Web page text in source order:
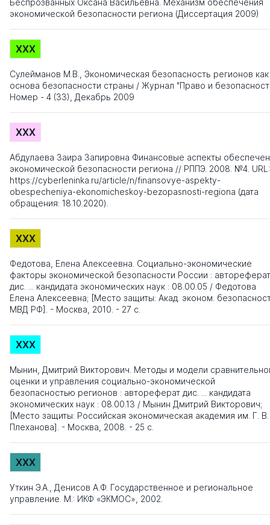
Беспрозванных Оксана Васильевна. Механизм обеспечения
экономической безопасности региона (Диссертация 2009)
XXX
Сулейманов М.В., Экономическая безопасность регионов как
основа безопасности страны / Журнал "Право и
Номер - 4 (33), Декабрь 2009
XXX
Абдулаева Заира Запировна Финансовые аспекты
экономической безопасности региона // РППЭ. 2008. №4. URL:
https://cyberleninka.ru/article/n/finansovye-aspekty-
obespecheniya-ekonomicheskoy-bezopasnosti-regiona (дата
обращения: 18.10.2020).
XXX
Федотова, Елена Алексеевна. Социально-экономические
факторы экономической безопасности России : автореферат
дис. ... кандидата экономических наук : 08.00.05 / Федотова
Елена Алексеевна; [Место защиты: Акад. эконом.
МВД РФ]. - Москва, 2010. - 27 с.
XXX
Мынин, Дмитрий Викторович. Методы и модели
оценки и управления социально-экономической
безопасностью регионов : автореферат дис. ... кандидата
экономических наук : 08.00.13 / Мынин Дмитрий Викторович;
[Место защиты: Российская экономическая академия им. Г. В.
Плеханова]. - Москва, 2008. - 25 с.
XXX
Уткин Э.А., Денисов А.Ф. Государственное и региональное
управление. М.: ИКФ «ЭКМОС», 2002.